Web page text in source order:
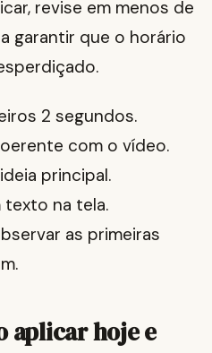
revise em menos de
garantir que o horário
2 segundos.
com o vídeo.
principal.
texto na tela.
as primeiras
aplicar hoje e